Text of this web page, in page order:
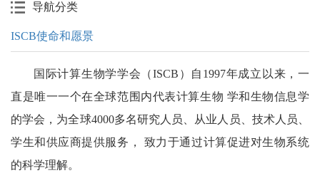
导航分类
ISCB使命和愿景
国际计算生物学学会（ISCB）自1997年成立以来，一
直是唯一一个在全球范围内代表计算生物 学和生物信息学
的学会，为全球4000多名研究人员、从业人员、技术人员、
学生和供应商提供服务， 致力于通过计算促进对生物系统
的科学理解。